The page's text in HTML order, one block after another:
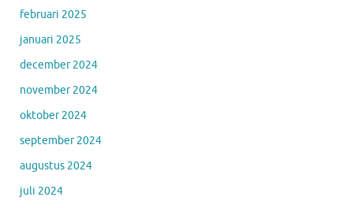
februari 2025
januari 2025
december 2024
november 2024
oktober 2024
september 2024
augustus 2024
juli 2024